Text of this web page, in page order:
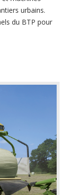
urbains.
du BTP pour